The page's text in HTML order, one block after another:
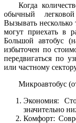
Когда
обычный легковой
Вызывать
могут приехать в
Большой автобус
избыточен по
передвигаться по
или частному
Микроавтобус
Экономия:
значительно
Комфорт: